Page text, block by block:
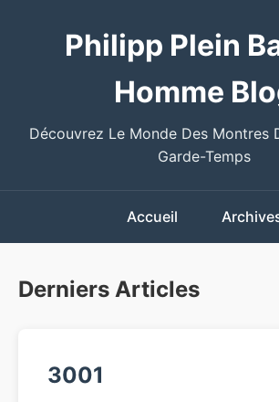
Philipp Plein
Homme
Découvrez Le Monde Des Montres
Garde-Temps
Accueil
Derniers Articles
3001